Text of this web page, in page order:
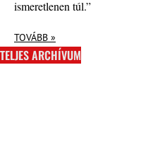
ismeretlenen túl.”
TOVÁBB »
TELJES ARCHÍVUM